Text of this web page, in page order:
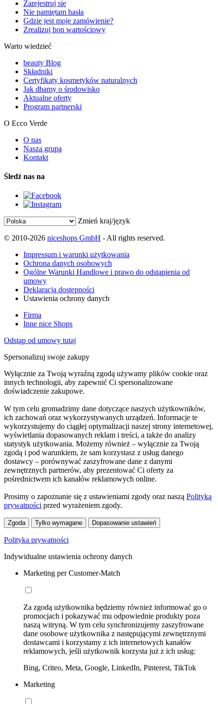
Zarejestruj się
Nie pamiętam hasła
Gdzie jest moje zamówienie?
Zrealizuj bon wartościowy
Warto wiedzieć
beauty Blog
Składniki
Certyfikaty kosmetyków naturalnych
Jak dbamy o środowisko
Aktualne oferty
Program partnerski
O Ecco Verde
O nas
Nasza grupa
Kontakt
Śledź nas na
Zmień kraj/język
© 2010-2026 niceshops GmbH - All rights reserved.
Impressum i warunki użytkowania
Ochrona danych osobowych
Ogólne Warunki Handlowe i prawo do odstąpienia od
umowy
Deklaracja dostępności
Ustawienia ochrony danych
Firma
Inne nice Shops
Odstąp od umowy tutaj
Spersonalizuj swoje zakupy
Wyłącznie za Twoją wyraźną zgodą używamy plików cookie oraz
innych technologii, aby zapewnić Ci spersonalizowane
doświadczenie zakupowe.
W tym celu gromadzimy dane dotyczące naszych użytkowników,
ich zachowań oraz wykorzystywanych urządzeń. Informacje te
wykorzystujemy do ciągłej optymalizacji naszej strony internetowej,
wyświetlania dopasowanych reklam i treści, a także do analizy
statystyk użytkowania. Możemy również – wyłącznie za Twoją
zgodą i pod warunkiem, że sam korzystasz z usług danego
dostawcy – porównywać zaszyfrowane dane z danymi
zewnętrznych partnerów, aby prezentować Ci oferty za
pośrednictwem ich kanałów reklamowych online.
Prosimy o zapoznanie się z ustawieniami zgody oraz naszą Polityką
prywatności przed wyrażeniem zgody.
Zgoda Tylko wymagane Dopasowanie ustawień
Polityka prywatności
Indywidualne ustawienia ochrony danych
Marketing per Customer-Match
Za zgodą użytkownika będziemy również informować go o
promocjach i pokazywać mu odpowiednie produkty poza
naszą witryną. W tym celu synchronizujemy zaszyfrowane
dane osobowe użytkownika z następującymi zewnętrznymi
dostawcami i korzystamy z ich internetowych kanałów
reklamowych, jeśli użytkownik korzysta już z ich usług:
Bing, Criteo, Meta, Google, LinkedIn, Pinterest, TikTok
Marketing